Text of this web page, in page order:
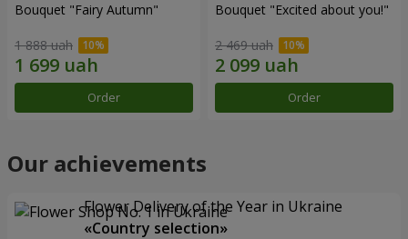
Bouquet "Fairy Autumn"
1 888 uah
Order
Bouquet "Excited about you!"
2 469 uah
Order
Our achievements
Flower Delivery of the Year in Ukraine
«Country selection»